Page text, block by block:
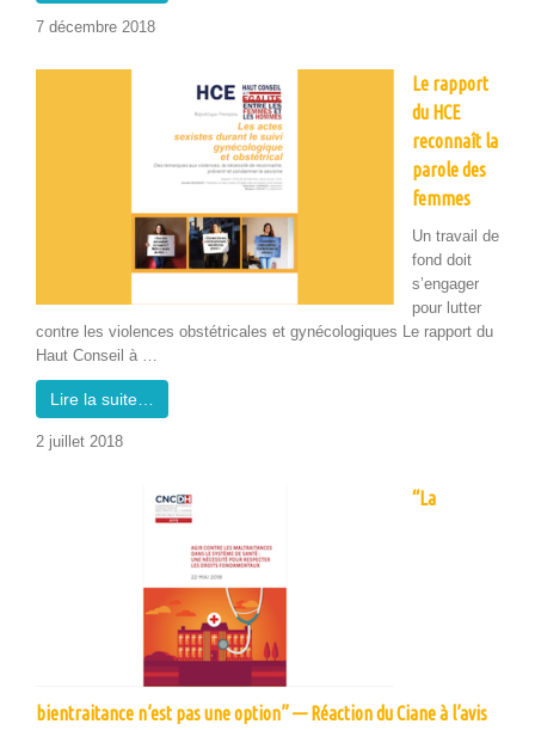
7 décem­bre 2018
Le rapport
du HCE
reconnaît la
parole des
femmes
Un tra­vail de
fond doit
s’en­gager
pour lut­ter
con­tre les vio­lences obstétri­cales et gyné­cologiques Le rap­port du
Haut Con­seil à …
Lire la suite…
2 juil­let 2018
“La
bientraitance n’est pas une option” — Réaction du Ciane à l’avis